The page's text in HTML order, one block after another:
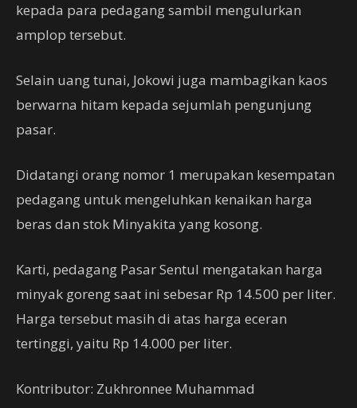
kepada para pedagang sambil mengulurkan
amplop tersebut.
Selain uang tunai, Jokowi juga mambagikan kaos
berwarna hitam kepada sejumlah pengunjung
pasar.
Didatangi orang nomor 1 merupakan kesempatan
pedagang untuk mengeluhkan kenaikan harga
beras dan stok Minyakita yang kosong.
Karti, pedagang Pasar Sentul mengatakan harga
minyak goreng saat ini sebesar Rp 14.500 per liter.
Harga tersebut masih di atas harga eceran
tertinggi, yaitu Rp 14.000 per liter.
Kontributor: Zukhronnee Muhammad